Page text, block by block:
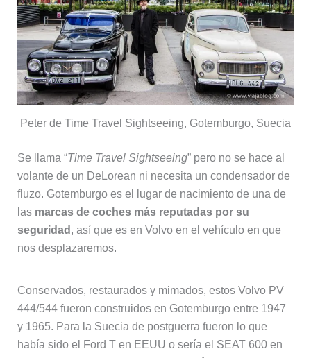
Peter de Time Travel Sightseeing, Gotemburgo, Suecia
Se llama “Time Travel Sightseeing” pero no se hace al
volante de un DeLorean ni necesita un condensador de
fluzo. Gotemburgo es el lugar de nacimiento de una de
las marcas de coches más reputadas por su
seguridad , así que es en Volvo en el vehículo en que
nos desplazaremos.
Conservados, restaurados y mimados, estos Volvo PV
444/544 fueron construidos en Gotemburgo entre 1947
y 1965. Para la Suecia de postguerra fueron lo que
había sido el Ford T en EEUU o sería el SEAT 600 en